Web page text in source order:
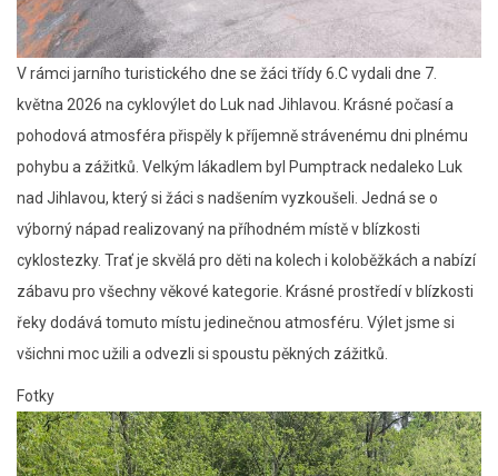
V rámci jarního turistického dne se žáci třídy 6.C vydali dne 7.
května 2026 na cyklovýlet do Luk nad Jihlavou. Krásné počasí a
pohodová atmosféra přispěly k příjemně strávenému dni plnému
pohybu a zážitků. Velkým lákadlem byl Pumptrack nedaleko Luk
nad Jihlavou, který si žáci s nadšením vyzkoušeli. Jedná se o
výborný nápad realizovaný na příhodném místě v blízkosti
cyklostezky. Trať je skvělá pro děti na kolech i koloběžkách a nabízí
zábavu pro všechny věkové kategorie. Krásné prostředí v blízkosti
řeky dodává tomuto místu jedinečnou atmosféru. Výlet jsme si
všichni moc užili a odvezli si spoustu pěkných zážitků.
Fotky